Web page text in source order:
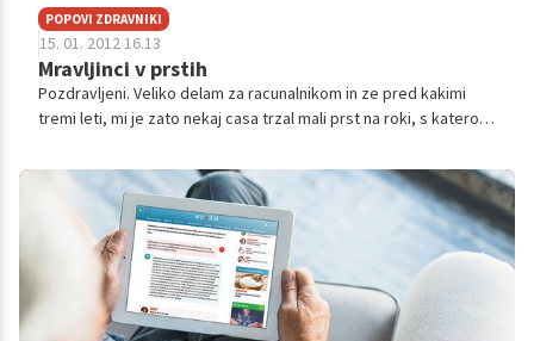
POPOVI ZDRAVNIKI
15. 01. 2012 16.13
Mravljinci v prstih
Pozdravljeni. Veliko delam za racunalnikom in ze pred kakimi
tremi leti, mi je zato nekaj casa trzal mali prst na roki, s katero
zmanjsala, ...